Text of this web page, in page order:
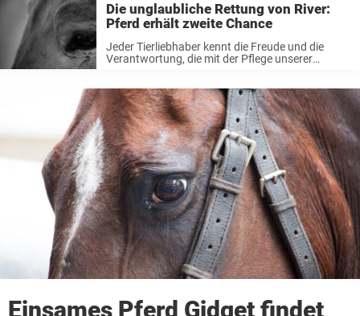
Die unglaubliche Rettung von River:
Pferd erhält zweite Chance
Jeder Tierliebhaber kennt die Freude und die
Verantwortung, die mit der Pflege unserer
Seite. Leider ist die Welt voll von Menschen, ...
Einsames Pferd Gidget findet